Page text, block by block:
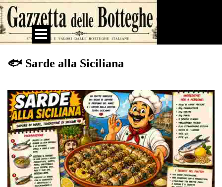
Vai ai contenuti
Salta menù
🐟 Sarde alla Siciliana